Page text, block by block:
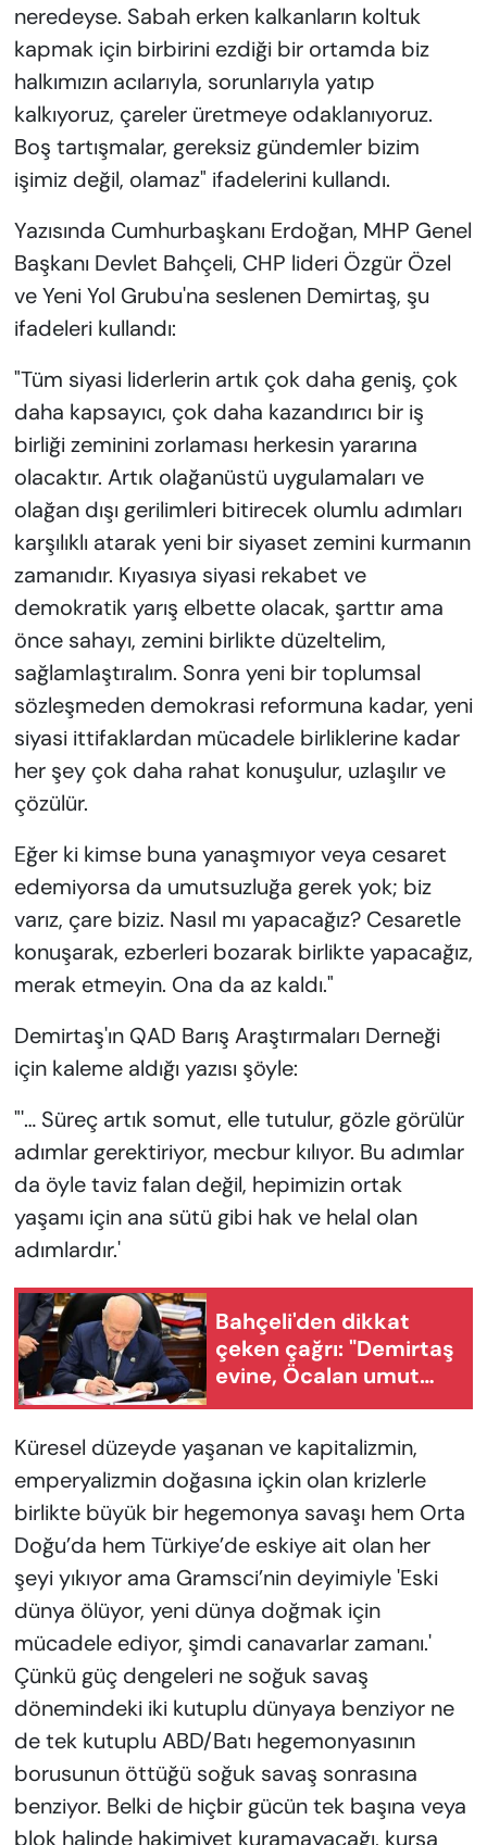
neredeyse. Sabah erken kalkanların koltuk
kapmak için birbirini ezdiği bir ortamda biz
halkımızın acılarıyla, sorunlarıyla yatıp
kalkıyoruz, çareler üretmeye odaklanıyoruz.
Boş tartışmalar, gereksiz gündemler bizim
işimiz değil, olamaz" ifadelerini kullandı.
Yazısında Cumhurbaşkanı Erdoğan, MHP Genel
Başkanı Devlet Bahçeli, CHP lideri Özgür Özel
ve Yeni Yol Grubu'na seslenen Demirtaş, şu
ifadeleri kullandı:
"Tüm siyasi liderlerin artık çok daha geniş, çok
daha kapsayıcı, çok daha kazandırıcı bir iş
birliği zeminini zorlaması herkesin yararına
olacaktır. Artık olağanüstü uygulamaları ve
olağan dışı gerilimleri bitirecek olumlu adımları
karşılıklı atarak yeni bir siyaset zemini kurmanın
zamanıdır. Kıyasıya siyasi rekabet ve
demokratik yarış elbette olacak, şarttır ama
önce sahayı, zemini birlikte düzeltelim,
sağlamlaştıralım. Sonra yeni bir toplumsal
sözleşmeden demokrasi reformuna kadar, yeni
siyasi ittifaklardan mücadele birliklerine kadar
her şey çok daha rahat konuşulur, uzlaşılır ve
çözülür.
Eğer ki kimse buna yanaşmıyor veya cesaret
edemiyorsa da umutsuzluğa gerek yok; biz
varız, çare biziz. Nasıl mı yapacağız? Cesaretle
konuşarak, ezberleri bozarak birlikte yapacağız,
merak etmeyin. Ona da az kaldı."
Demirtaş'ın QAD Barış Araştırmaları Derneği
için kaleme aldığı yazısı şöyle:
"'… Süreç artık somut, elle tutulur, gözle görülür
adımlar gerektiriyor, mecbur kılıyor. Bu adımlar
da öyle taviz falan değil, hepimizin ortak
yaşamı için ana sütü gibi hak ve helal olan
adımlardır.'
Bahçeli'den dikkat
çeken çağrı: "Demirtaş
evine, Öcalan umut
hakkına kavuşmalı"
Küresel düzeyde yaşanan ve kapitalizmin,
emperyalizmin doğasına içkin olan krizlerle
birlikte büyük bir hegemonya savaşı hem Orta
Doğu’da hem Türkiye’de eskiye ait olan her
şeyi yıkıyor ama Gramsci’nin deyimiyle 'Eski
dünya ölüyor, yeni dünya doğmak için
mücadele ediyor, şimdi canavarlar zamanı.'
Çünkü güç dengeleri ne soğuk savaş
dönemindeki iki kutuplu dünyaya benziyor ne
de tek kutuplu ABD/Batı hegemonyasının
borusunun öttüğü soğuk savaş sonrasına
benziyor. Belki de hiçbir gücün tek başına veya
blok halinde hakimiyet kuramayacağı, kursa